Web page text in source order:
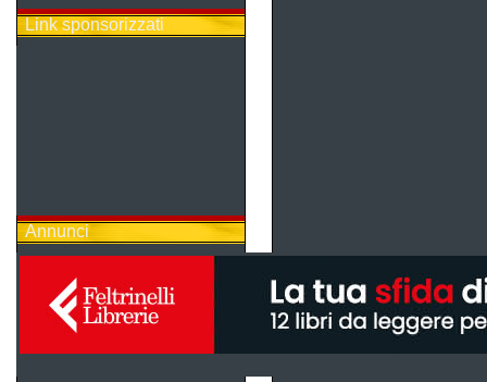
Link sponsorizzati
Annunci